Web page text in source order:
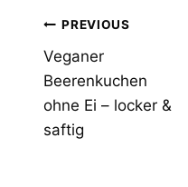
Post
navigation
PREVIOUS
Veganer
Beerenkuchen
ohne Ei – locker &
saftig